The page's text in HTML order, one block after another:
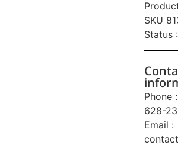
SKU
Status
628-
Email :